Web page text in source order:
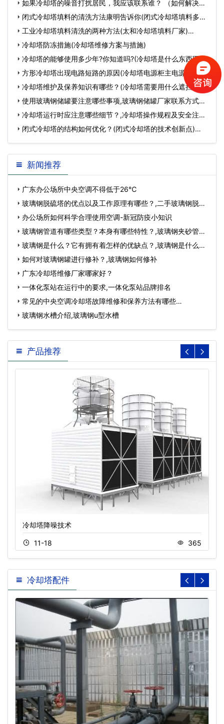
如果冷却塔的噪音打扰居民，我应该联系谁？ （如何解决冷
却塔噪音问题？）,冷却…
闭式冷却塔填料的清洗方法康明告诉你(闭式冷却塔填料多久
更换一次)…
工业冷却塔填料清洗的两种方法(太和冷却塔填料厂家)…
冷却塔防冻措施(冷却塔维修方案与措施)
冷却塔的能够使用多少年?你知道吗?(冷却塔是什么东西图片)
… 方形冷却塔出现电路短路的原因(冷却塔电源柜主电源故障应
急处理)…
冷却塔维护及保养知识有哪些？(冷却塔需要用什么遮挡)…
使用玻璃钢储罐要注意哪些事项,玻璃钢储罐厂家联系方式…
冷却塔运行时应注意哪些细节？,冷却塔操作规程及安全注意
事项…
闭式冷却塔的结构如何优化？(闭式冷却塔的技术创新点)…
新闻推荐
广东办公场所中央空调不得低于26℃
玻璃钢脱硫塔的优点以及工作原理有哪些？,二手玻璃钢脱硫
塔…办公场所如何科学合理使用空调-新冠防疫小知识
玻璃钢管道有哪些类型？本身有哪些特性？,玻璃钢夹砂管
道…玻璃钢是什么？它有拥有着怎样的优缺点？,玻璃钢是什么材
质制成的…
如何对玻璃钢罐进行修补？,玻璃钢如何修补
广东冷却塔维修厂家哪家好？
一体化泵站在运行中的要求,一体化泵站品牌排名
常见的中央空调冷却塔故障维修和保养方法有哪些…
玻璃钢水槽介绍,玻璃钢u型水槽
产品推荐
冷却塔降噪技术
11-18 365
冷却塔配件